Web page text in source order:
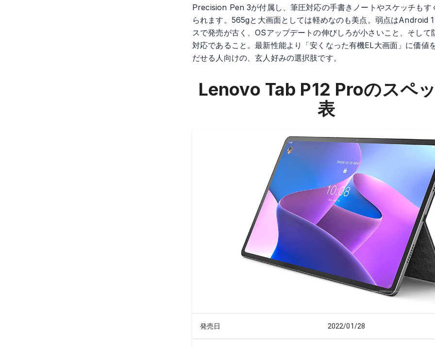
Precision Pen 3が付属し、筆圧対応の手書きノートやスケッチもす
られます。565gと大画面としては軽めなのも美点。弱点はAndroid
スで発売が古く、OSアップデートの伸びしろが小さいこと、そして
対応であること。最新性能より「安くなった有機EL大画面」に価値
だせる人向けの、玄人好みの選択肢です。
Lenovo Tab P12 Proのスペ
表
発売日 2022/01/28